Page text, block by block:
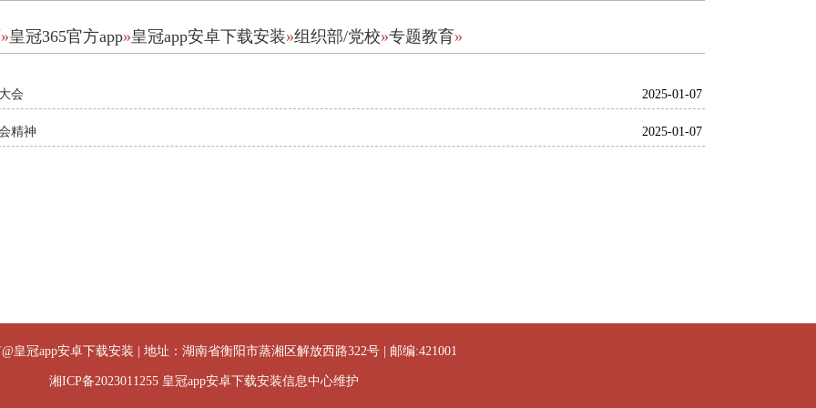
»皇冠365官方app»皇冠app安卓下载安装»组织部/党校»专题教育»
会 2025-01-07
精神 2025-01-07
皇冠app安卓下载安装 | 地址：湖南省衡阳市蒸湘区解放西路322号 | 邮编:421001
湘ICP备2023011255 皇冠app安卓下载安装信息中心维护